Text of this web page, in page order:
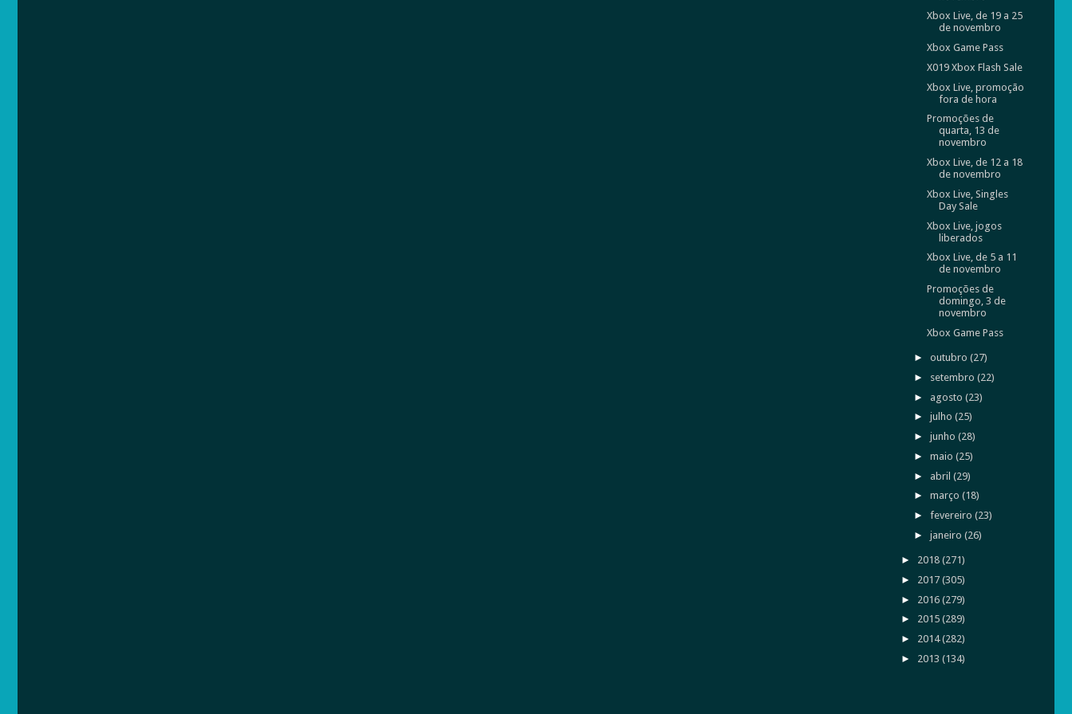
Xbox Live, de 19 a 25
de novembro
Xbox Game Pass
X019 Xbox Flash Sale
Xbox Live, promoção
fora de hora
Promoções de
quarta, 13 de
novembro
Xbox Live, de 12 a 18
de novembro
Xbox Live, Singles
Day Sale
Xbox Live, jogos
liberados
Xbox Live, de 5 a 11
de novembro
Promoções de
domingo, 3 de
novembro
Xbox Game Pass
► outubro (27)
► setembro (22)
► agosto (23)
► julho (25)
► junho (28)
► maio (25)
► abril (29)
► março (18)
► fevereiro (23)
► janeiro (26)
► 2018(271)
► 2017(305)
► 2016(279)
► 2015(289)
► 2014(282)
► 2013(134)